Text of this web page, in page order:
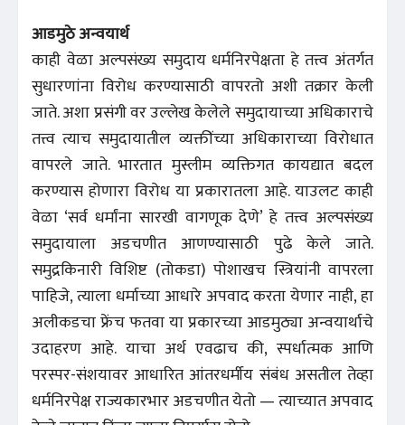
आडमुठे अन्वयार्थ
काही वेळा अल्पसंख्य समुदाय धर्मनिरपेक्षता हे तत्त्व अंतर्गत
सुधारणांना विरोध करण्यासाठी वापरतो अशी तक्रार केली
जाते. अशा प्रसंगी वर उल्लेख केलेले समुदायाच्या अधिकाराचे
तत्त्व त्याच समुदायातील व्यक्तींच्या अधिकाराच्या विरोधात
वापरले जाते. भारतात मुस्लीम व्यक्तिगत कायद्यात बदल
करण्यास होणारा विरोध या प्रकारातला आहे. याउलट काही
वेळा ‘सर्व धर्मांना सारखी वागणूक देणे’ हे तत्त्व अल्पसंख्य
समुदायाला अडचणीत आणण्यासाठी पुढे केले जाते.
समुद्रकिनारी विशिष्ट (तोकडा) पोशाखच स्त्रियांनी वापरला
पाहिजे, त्याला धर्माच्या आधारे अपवाद करता येणार नाही, हा
अलीकडचा फ्रेंच फतवा या प्रकारच्या आडमुठ्या अन्वयार्थाचे
उदाहरण आहे. याचा अर्थ एवढाच की, स्पर्धात्मक आणि
परस्पर-संशयावर आधारित आंतरधर्मीय संबंध असतील तेव्हा
धर्मनिरपेक्ष राज्यकारभार अडचणीत येतो — त्याच्यात अपवाद